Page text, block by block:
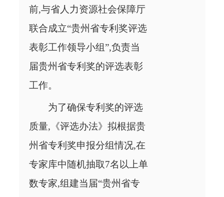
前,与省人力资源社会保障厅
联合成立“贵州省专利奖评选
表彰工作领导小组”,负责当
届贵州省专利奖的评选表彰
工作。
为了确保专利奖的评选
质量,《评选办法》拟根据贵
州省专利奖申报分组情况,在
专家库中随机抽取7名以上单
数专家,组建当届“贵州省专